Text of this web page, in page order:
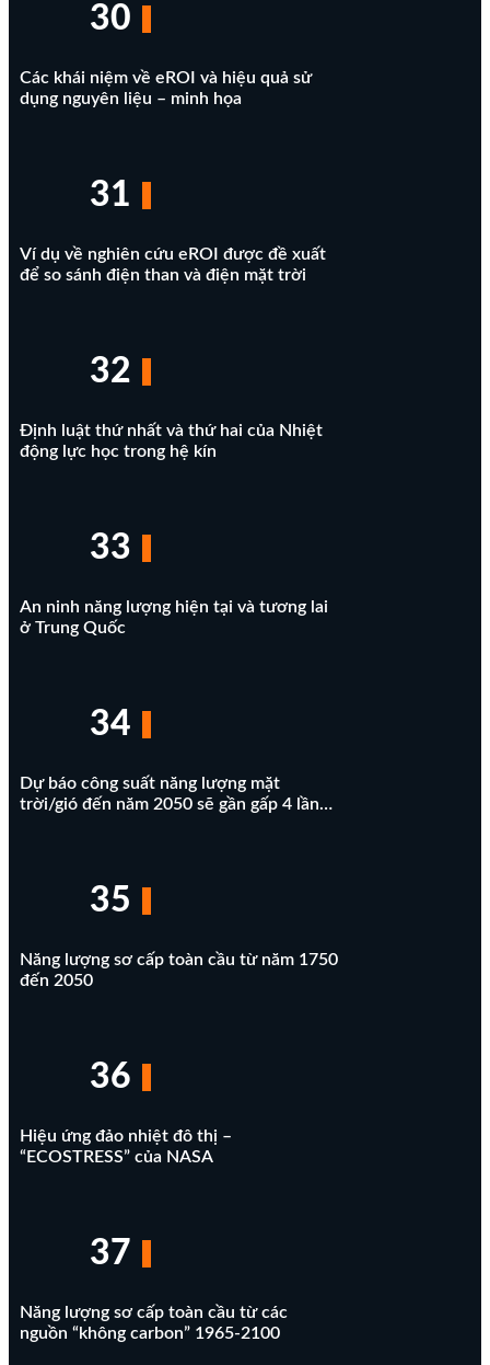
30
Các khái niệm về eROI và hiệu quả sử
dụng nguyên liệu – minh họa
31
Ví dụ về nghiên cứu eROI được đề xuất
để so sánh điện than và điện mặt trời
32
Định luật thứ nhất và thứ hai của Nhiệt
động lực học trong hệ kín
33
An ninh năng lượng hiện tại và tương lai
ở Trung Quốc
34
Dự báo công suất năng lượng mặt
trời/gió đến năm 2050 sẽ gần gấp 4 lần…
35
Năng lượng sơ cấp toàn cầu từ năm 1750
đến 2050
36
Hiệu ứng đảo nhiệt đô thị –
“ECOSTRESS” của NASA
37
Năng lượng sơ cấp toàn cầu từ các
nguồn “không carbon” 1965-2100